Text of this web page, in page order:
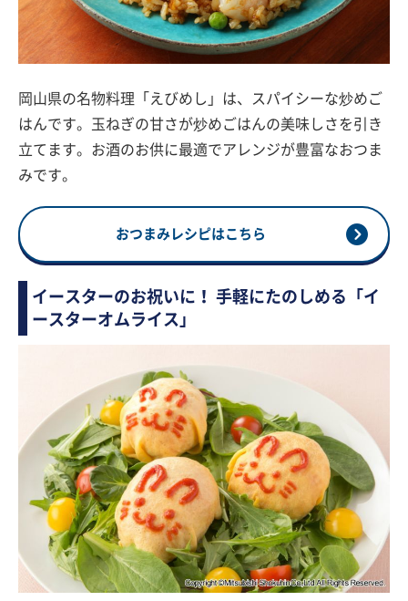
岡山県の名物料理「えびめし」は、スパイシーな炒めご
はんです。玉ねぎの甘さが炒めごはんの美味しさを引き
立てます。お酒のお供に最適でアレンジが豊富なおつま
みです。
おつまみレシピはこちら
イースターのお祝いに！ 手軽にたのしめる「イ
ースターオムライス」